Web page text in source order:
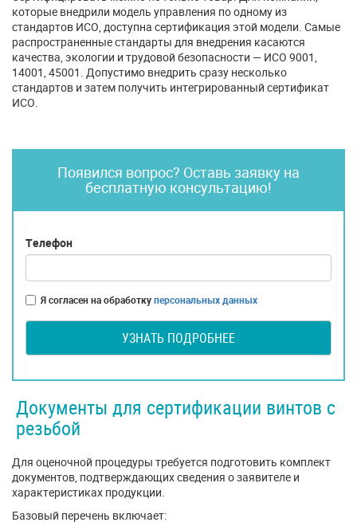
которые внедрили модель управления по одному из
стандартов ИСО, доступна сертификация этой модели. Самые
распространенные стандарты для внедрения касаются
качества, экологии и трудовой безопасности — ИСО 9001,
14001, 45001. Допустимо внедрить сразу несколько
стандартов и затем получить интегрированный сертификат
ИСО.
Появился вопрос? Оставь заявку на
бесплатную консультацию!
Телефон
Я согласен на обработкуперсональных данных
УЗНАТЬ ПОДРОБНЕЕ
Документы для сертификации винтов с
резьбой
Для оценочной процедуры требуется подготовить комплект
документов, подтверждающих сведения о заявителе и
характеристиках продукции.
Базовый перечень включает: